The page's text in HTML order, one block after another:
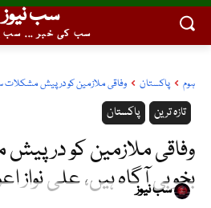
سب نیوز
سب کی خبر ... سب
ہوم پاکستان وفاقی ملازمین کو درپیش مشکلات
پاکستان تازہ ترین
وفاقی ملازمین کو
بخوبی آگاہ ہیں، علی نواز
سب نیوز